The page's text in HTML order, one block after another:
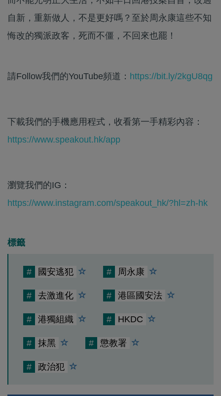
自新，重新做人，不是更好嗎？至於周永康這些不知
悔改的獨派政客，死而不僵，不回來也罷！
請Follow我們的YouTube頻道： https://bit.ly/2kgU8qg
下載我們的手機應用程式，收看第一手精彩內容：
https://www.speakout.hk/app
瀏覽我們的IG：
https://www.instagram.com/speakout_hk/?hl=zh-hk
標籤
# 國安逃犯 # 周永康
# 去激進化 # 港區國安法
# 港獨組織 # HKDC
# 抹黑 # 懲教署
# 政治犯